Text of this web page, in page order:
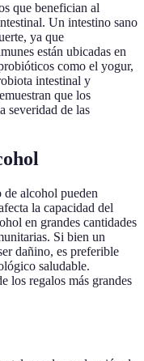
que benefician al
Un intestino sano
ya que
están ubicadas en
como el yogur,
intestinal y
que los
severidad de las
alcohol pueden
la capacidad del
en grandes cantidades
Si bien un
dañino, es preferible
saludable.
los regalos más grandes